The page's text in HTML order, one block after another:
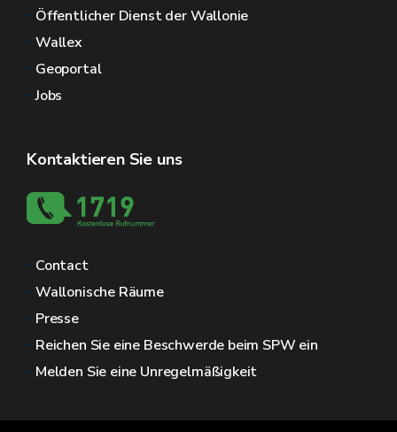
Öffentlicher Dienst der Wallonie
Wallex
Geoportal
Jobs
Kontaktieren Sie uns
Contact
Wallonische Räume
Presse
Reichen Sie eine Beschwerde beim SPW ein
Melden Sie eine Unregelmäßigkeit